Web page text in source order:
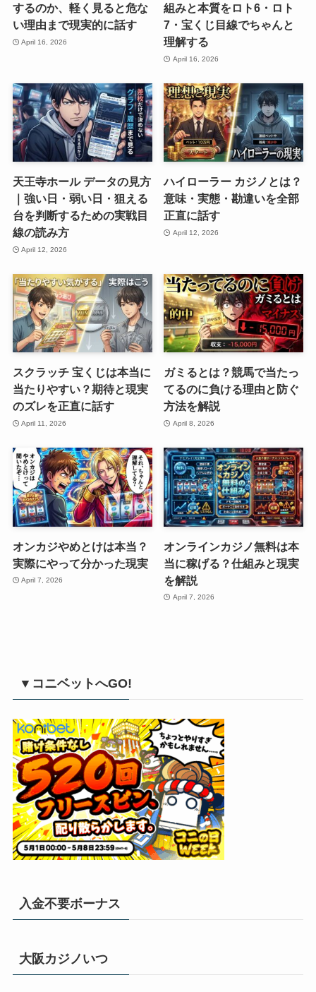
するのか、軽く見ると危な
い理由まで現実的に話す
April 16, 2026
組みと本質をロト6・ロト
7・宝くじ目線でちゃんと
理解する
April 16, 2026
天王寺ホール データの見方
｜強い日・弱い日・狙える
台を判断するための実戦目
線の読み方
April 12, 2026
ハイローラー カジノとは？
意味・実態・勘違いを全部
正直に話す
April 12, 2026
スクラッチ 宝くじは本当に
当たりやすい？期待と現実
のズレを正直に話す
April 11, 2026
ガミるとは？競馬で当たっ
てるのに負ける理由と防ぐ
方法を解説
April 8, 2026
オンカジやめとけは本当？
実際にやって分かった現実
April 7, 2026
オンラインカジノ無料は本
当に稼げる？仕組みと現実
を解説
April 7, 2026
▼コニベットへGO!
入金不要ボーナス
大阪カジノいつ